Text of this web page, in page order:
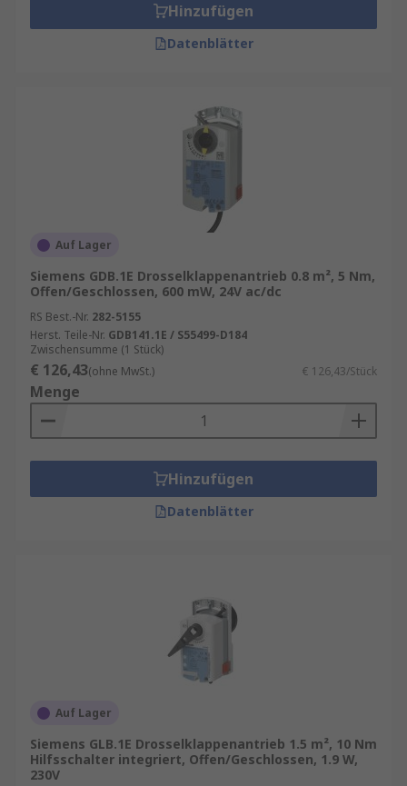
Hinzufügen
Datenblätter
Auf Lager
Siemens GDB.1E Drosselklappenantrieb 0.8 m², 5 Nm,
Offen/Geschlossen, 600 mW, 24V ac/dc
RS Best.-Nr. 282-5155
Herst. Teile-Nr. GDB141.1E / S55499-D184
Zwischensumme (1 Stück)
€ 126,43(ohne MwSt.) € 126,43/Stück
Menge
Hinzufügen
Datenblätter
Auf Lager
Siemens GLB.1E Drosselklappenantrieb 1.5 m², 10 Nm
Hilfsschalter integriert, Offen/Geschlossen, 1.9 W,
230V